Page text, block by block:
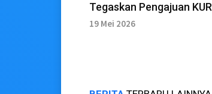
Tegaskan Pengajuan KUR
Tidak Ditawarkan Secara
19 Mei 2026